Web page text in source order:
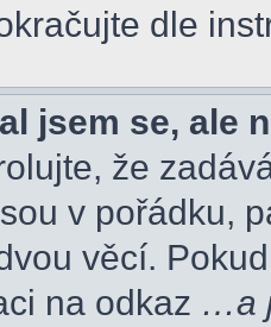
dle
jsem se, ale
že
v pořádku,
věcí.
na odkaz …a